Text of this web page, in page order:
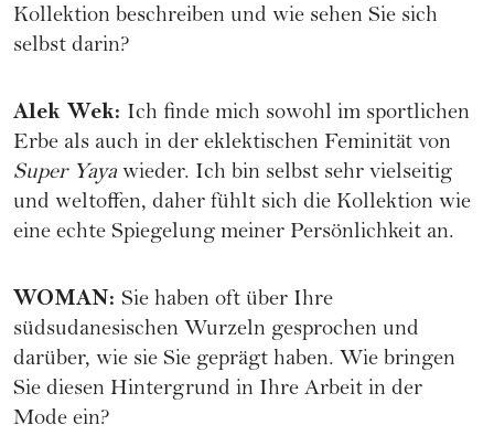
Kollektion beschreiben und wie sehen Sie sich
selbst darin?
Alek Wek: Ich finde mich sowohl im sportlichen
Erbe als auch in der eklektischen Feminität von
Super Yaya wieder. Ich bin selbst sehr vielseitig
und weltoffen, daher fühlt sich die Kollektion wie
eine echte Spiegelung meiner Persönlichkeit an.
WOMAN: Sie haben oft über Ihre
südsudanesischen Wurzeln gesprochen und
darüber, wie sie Sie geprägt haben. Wie bringen
Sie diesen Hintergrund in Ihre Arbeit in der
Mode ein?